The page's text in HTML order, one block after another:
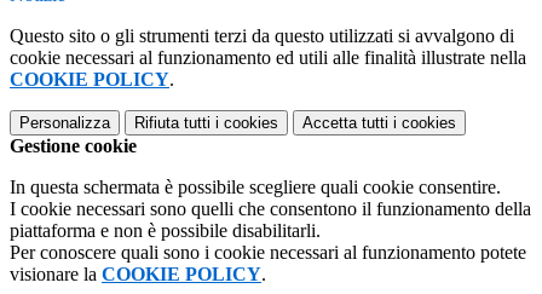
Questo sito o gli strumenti terzi da questo utilizzati si avvalgono di
cookie necessari al funzionamento ed utili alle finalità illustrate nella
COOKIE POLICY.
Personalizza Rifiuta tutti i cookies Accetta tutti i cookies
Gestione cookie
In questa schermata è possibile scegliere quali cookie consentire.
I cookie necessari sono quelli che consentono il funzionamento della
piattaforma e non è possibile disabilitarli.
Per conoscere quali sono i cookie necessari al funzionamento potete
visionare la COOKIE POLICY.